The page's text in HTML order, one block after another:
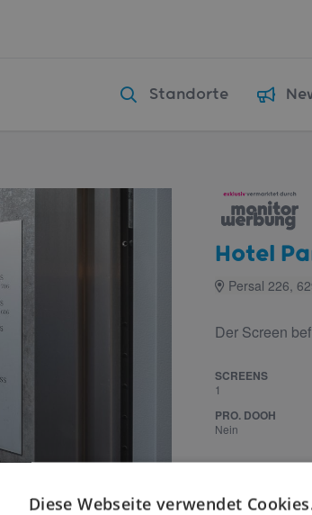
Standorte
Hotel
Persal 226,
Der Screen
SCREENS
1
PRO. DOOH
Nein
Diese Webseite verwendet